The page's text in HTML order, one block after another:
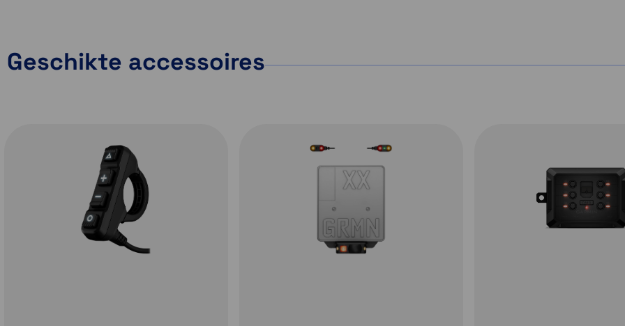
Robuust design
zoals in Zweden, Finland
en Noorwegen) met
behulp van avontuurlijke
On- en offroad kaarten
Geschikte accessoires